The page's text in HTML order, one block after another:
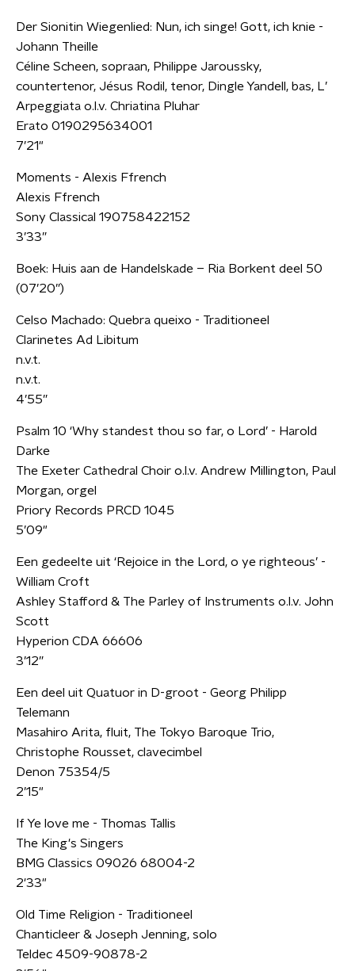
Der Sionitin Wiegenlied: Nun, ich singe! Gott, ich knie -
Johann Theille
Céline Scheen, sopraan, Philippe Jaroussky,
countertenor, Jésus Rodil, tenor, Dingle Yandell, bas, L’
Arpeggiata o.l.v. Chriatina Pluhar
Erato 0190295634001
7’21"
Moments - Alexis Ffrench
Alexis Ffrench
Sony Classical 190758422152
3’33”
Boek: Huis aan de Handelskade – Ria Borkent deel 50
(07’20”)
Celso Machado: Quebra queixo - Traditioneel
Clarinetes Ad Libitum
n.v.t.
n.v.t.
4’55”
Psalm 10 ‘Why standest thou so far, o Lord’ - Harold
Darke
The Exeter Cathedral Choir o.l.v. Andrew Millington, Paul
Morgan, orgel
Priory Records PRCD 1045
5’09"
Een gedeelte uit ‘Rejoice in the Lord, o ye righteous’ -
William Croft
Ashley Stafford & The Parley of Instruments o.l.v. John
Scott
Hyperion CDA 66606
3’12”
Een deel uit Quatuor in D-groot - Georg Philipp
Telemann
Masahiro Arita, fluit, The Tokyo Baroque Trio,
Christophe Rousset, clavecimbel
Denon 75354/5
2’15"
If Ye love me - Thomas Tallis
The King's Singers
BMG Classics 09026 68004-2
2'33"
Old Time Religion - Traditioneel
Chanticleer & Joseph Jenning, solo
Teldec 4509-90878-2